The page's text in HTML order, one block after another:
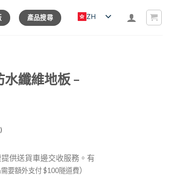
產品搜尋 ZH
纖維地板 –
供送貨車邊交收服務。有
需要額外支付 $100隧道費）